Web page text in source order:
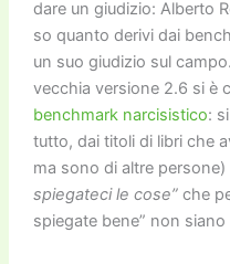
dare un giudizio: Alberto
so quanto derivi dai
un suo giudizio sul
vecchia versione 2.6 si è
benchmark narcisistico:
tutto, dai titoli di libri che
ma sono di altre
spiegateci le cose” che
spiegate bene” non